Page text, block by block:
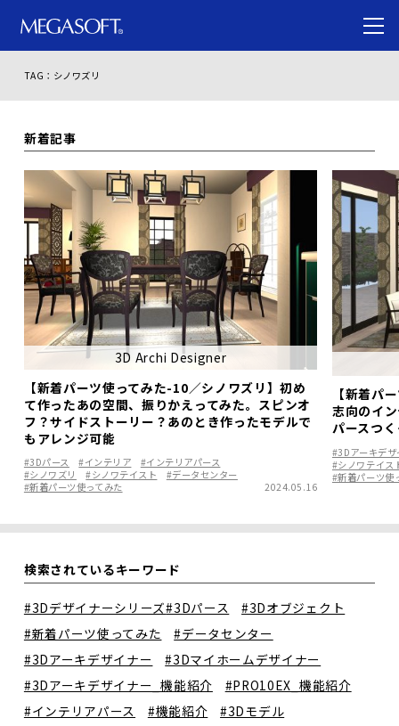
TAG：シノワズリ
新着記事
3D Archi Designer
【新着パーツ使ってみた-10／シノワズリ】初め
て作ったあの空間、振りかえってみた。スピンオ
フ？サイドストーリー？あのとき作ったモデルで
もアレンジ可能
#3Dパース #インテリア
#インテリアパース
#シノワズリ
#シノワテイスト
#データセンター
#新着パーツ使ってみた
2024.05.16
【新着パ
志向のイ
パースつ
#3Dアーキデザ
#シノワテイス
#新着パーツ使
検索されているキーワード
#3Dデザイナーシリーズ#3Dパース
#3Dオブジェクト
#新着パーツ使ってみた
#データセンター
#3Dアーキデザイナー
#3Dマイホームデザイナー
#3Dアーキデザイナー_機能紹介
#PRO10EX_機能紹介
#インテリアパース
#機能紹介
#3Dモデル